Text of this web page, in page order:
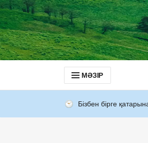
МӘЗІР
Бізбен бірге